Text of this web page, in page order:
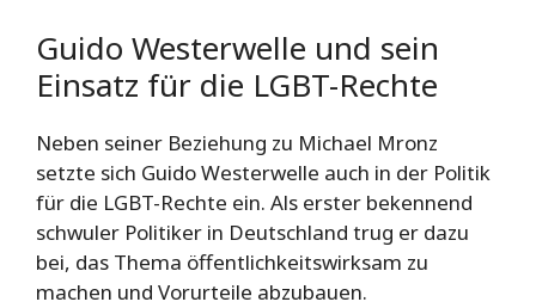
Guido Westerwelle und sein
Einsatz für die LGBT-Rechte
Neben seiner Beziehung zu Michael Mronz
setzte sich Guido Westerwelle auch in der Politik
für die LGBT-Rechte ein. Als erster bekennend
schwuler Politiker in Deutschland trug er dazu
bei, das Thema öffentlichkeitswirksam zu
machen und Vorurteile abzubauen.